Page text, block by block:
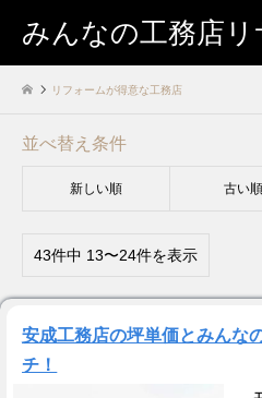
みんなの工務店リ
リフォームが得意な工務店
並べ替え条件
新しい順 古い順
43件中 13〜24件を表示
安成工務店の坪単価とみんな
チ！